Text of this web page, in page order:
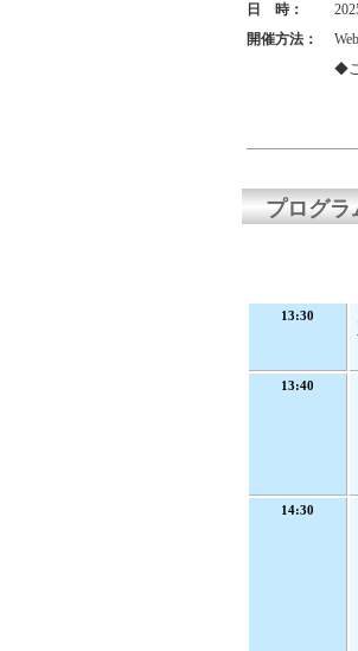
日 時：
開催方法：
◆
プログラ
13:30
13:40
14:30